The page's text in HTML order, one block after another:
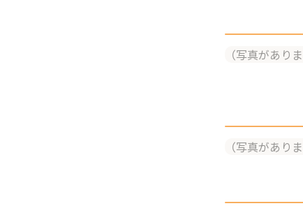
（写真があり
（写真があり